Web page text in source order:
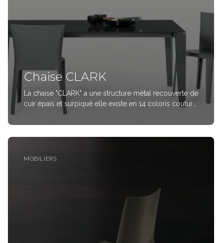
Chaise CLARK
La chaise "CLARK" a une structure métal recouverte de
cuir épais et surpiqué elle existe en 14 coloris couture
ton sur ton et 6 coloris avec les coutures
contrastées en ecru ou noireDimensions L 52 cm x P
MOBILIERS